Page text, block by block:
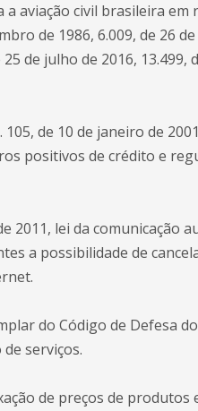
aviação civil brasileira em
de 1986, 6.009, de 26 de
de julho de 2016, 13.499,
de 10 de janeiro de
positivos de crédito e
2011, lei da comunicação
a possibilidade de
do Código de Defesa do
serviços.
de preços de produtos